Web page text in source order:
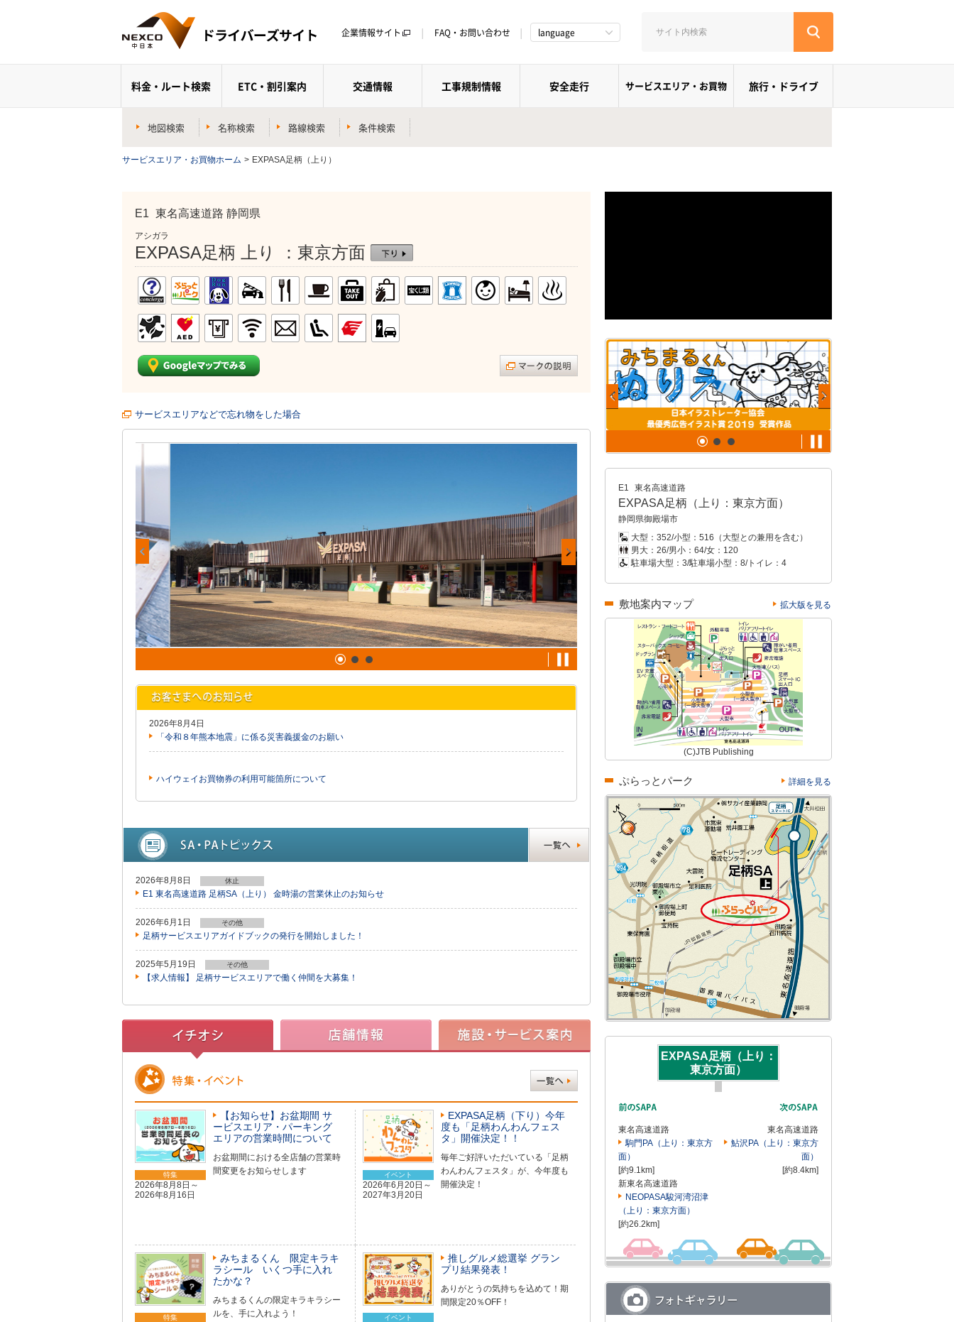
企業情報サイト FAQ・お問い合わせ language
料金・ルート検索 ETC・割引案内 交通情報 工事規制情報 安全走行 サービスエリア・お買物 旅行・ドライブ
地図検索 名称検索 路線検索 条件検索
サービスエリア・お買物ホーム > EXPASA足柄（上り）
E1 東名高速道路 静岡県
アシガラ
EXPASA足柄 上り ：東京方面
サービスエリアなどで忘れ物をした場合
2026年8月4日
「令和８年熊本地震」に係る災害義援金のお願い
ハイウェイお買物券の利用可能箇所について
2026年8月8日 休止
E1 東名高速道路 足柄SA（上り） 金時湯の営業休止のお知らせ
2026年6月1日 その他
足柄サービスエリアガイドブックの発行を開始しました！
2025年5月19日 その他
【求人情報】 足柄サービスエリアで働く仲間を大募集！
特集
2026年8月8日～
2026年8月16日
【お知らせ】お盆期間 サ
ービスエリア・パーキング
エリアの営業時間について
お盆期間における全店舗の営業時
間変更をお知らせします
イベント
2026年6月20日～
2027年3月20日
EXPASA足柄（下り）今年
度も「足柄わんわんフェス
タ」開催決定！！
毎年ご好評いただいている「足柄
わんわんフェスタ」が、今年度も
開催決定！
特集
みちまるくん 限定キラキ
ラシール いくつ手に入れ
たかな？
みちまるくんの限定キラキラシー
ルを、手に入れよう！
イベント
推しグルメ総選挙 グラン
プリ結果発表！
ありがとうの気持ちを込めて！期
間限定20％OFF！
E1 東名高速道路
EXPASA足柄（上り：東京方面）
静岡県御殿場市
大型：352/小型：516（大型との兼用を含む）
男大：26/男小：64/女：120
駐車場大型：3/駐車場小型：8/トイレ：4
敷地案内マップ 拡大版を見る
(C)JTB Publishing
ぷらっとパーク 詳細を見る
EXPASA足柄（上り：
東京方面）
東名高速道路
駒門PA（上り：東京方
面）
[約9.1km]
新東名高速道路
NEOPASA駿河湾沼津
（上り：東京方面）
[約26.2km]
東名高速道路
鮎沢PA（上り：東京方
面）
[約8.4km]